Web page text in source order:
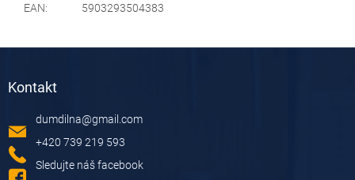
EAN: 5903293504383
Kontakt
dumdilna@gmail.com
+420 739 219 593
Sledujte náš facebook